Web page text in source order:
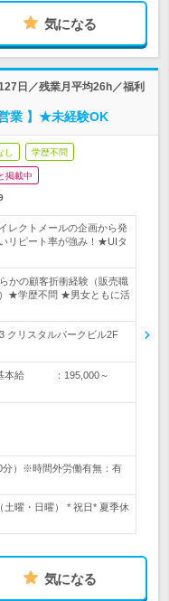
気になる
日／残業月平均26h／福利
業 】★未経験OK
し 学歴不問
掲載中
レクトメールの企画から発
リピート率が強み！★UIタ
かの顧客折衝経験（販売職
★学歴不問 ★男女ともに活
クリスタルパークビル2F
基本給 ：195,000～
分）※時間外労働有無：有
曜・日曜） * 祝日* 夏季休
気になる